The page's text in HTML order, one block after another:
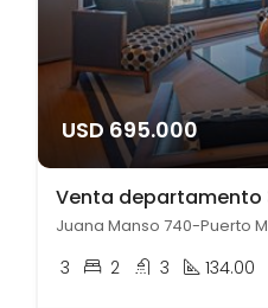
USD 695.000
3 2 3 134.00